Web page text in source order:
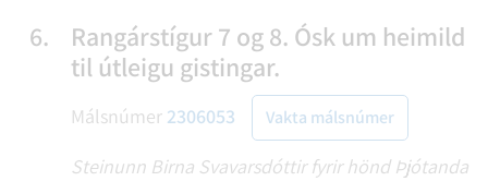
6.
Rangárstígur 7 og 8. Ósk um heimild
til útleigu gistingar.
Málsnúmer 2306053 Vakta málsnúmer
Steinunn Birna Svavarsdóttir fyrir hönd Þjótanda